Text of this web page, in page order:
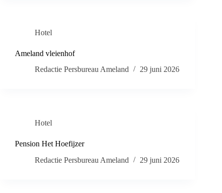
Hotel
Ameland vleienhof
Redactie Persbureau Ameland
29 juni 2026
Hotel
Pension Het Hoefijzer
Redactie Persbureau Ameland
29 juni 2026